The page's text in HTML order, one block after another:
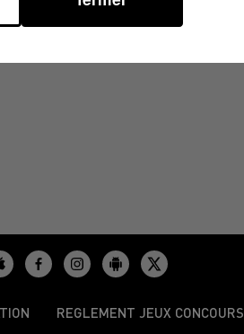
REGLEMENT JEUX CONCOURS